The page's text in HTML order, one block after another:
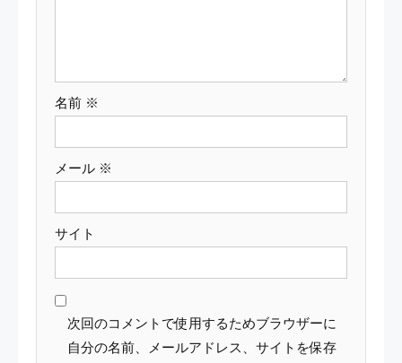
名前 ※
メール ※
サイト
次回のコメントで使用するためブラウザーに
自分の名前、メールアドレス、サイトを保存